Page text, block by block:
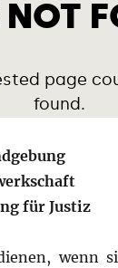
für Justiz
wenn